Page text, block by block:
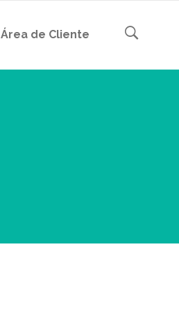
Área de Cliente